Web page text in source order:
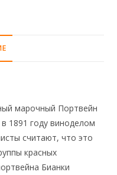
марочный Портвейн
1891 году виноделом
считают, что это
красных
Бианки